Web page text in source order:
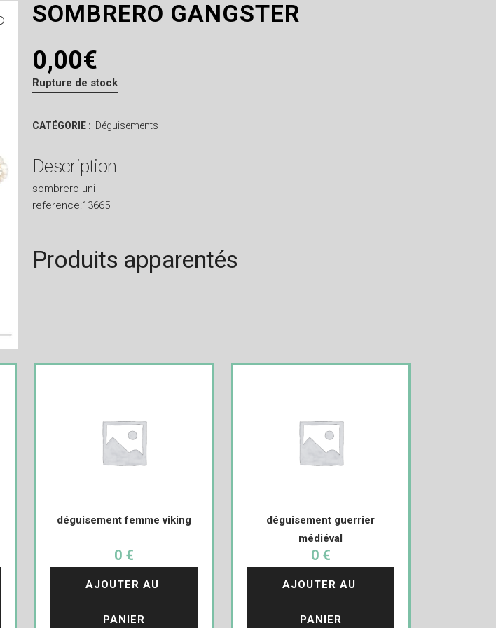
SOMBRERO GANGSTER
0,00€
Rupture de stock
CATÉGORIE : Déguisements
Description
sombrero uni
reference:13665
Produits apparentés
déguisement femme viking
0 €
AJOUTER AU
PANIER
déguisement guerrier
médiéval
0 €
AJOUTER AU
PANIER